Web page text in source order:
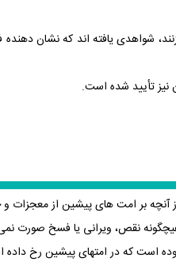
شواهدی یافته‏ اند که نشان
نیز تأیید شده است.
بر امت های پیشین از معجزات
نقص، ویرانی یا فسخ صورت